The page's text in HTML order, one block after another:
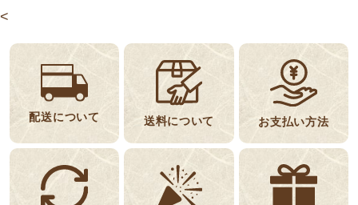
<
配送について 送料について お支払い方法